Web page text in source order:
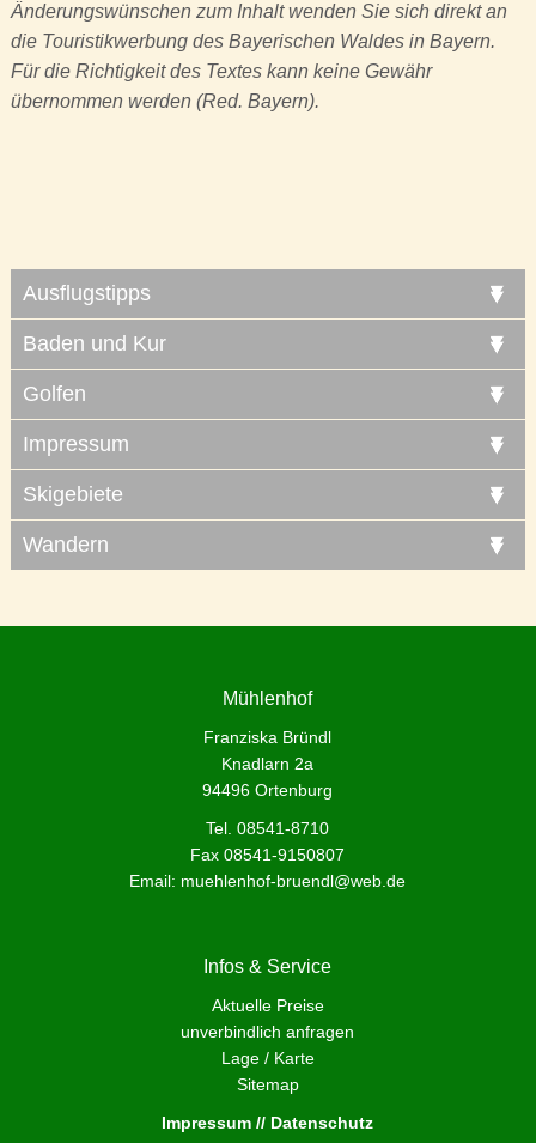
Änderungswünschen zum Inhalt wenden Sie sich direkt an
die Touristikwerbung des Bayerischen Waldes in Bayern.
Für die Richtigkeit des Textes kann keine Gewähr
übernommen werden (Red. Bayern).
Ausflugstipps
Baden und Kur
Golfen
Impressum
Skigebiete
Wandern
Mühlenhof
Franziska Bründl
Knadlarn 2a
94496 Ortenburg
Tel. 08541-8710
Fax 08541-9150807
Email: muehlenhof-bruendl@web.de
Infos & Service
Aktuelle Preise
unverbindlich anfragen
Lage / Karte
Sitemap
Impressum // Datenschutz